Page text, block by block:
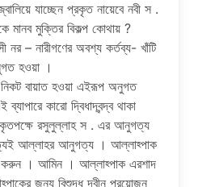
যাচ্ছেন প্রকৃত নায়েবে নবী স .
মানব মুক্তির বিকল্প কোথায় ?
নর – নারীগণের অবশ্য কর্তব্য- খাঁটি
হওয়া ।
বায়াত হওয়া এইরূপ অনুগত
কারো দ্বিধাদ্বন্দ্ব থাকা
রসুলুল্লাহ স . এর আনুগত্য
আল্লাহর আনুগত্য । আল্লাহ্পাক
করুন । আমিন । আল্লাহ্পাক এরশাদ
জন্য বিশুদ্ধ দ্বীন প্রয়োজন